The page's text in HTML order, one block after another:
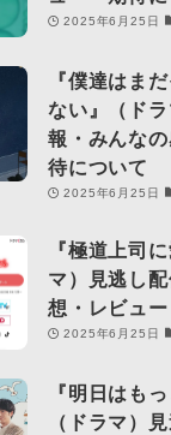
2025年6月25日
『僕達はま
ない』（ド
報・みんな
待について
2025年6月25日
『極道上司
マ）見逃し
想・レビュ
2025年6月25日
『明日はも
（ドラマ）